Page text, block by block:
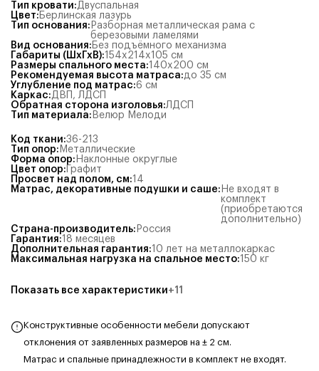
Тип кровати:Двуспальная
Цвет: Берлинская лазурь
Тип основания: Разборная металлическая рама с
березовыми ламелями
Вид основания: Без подъёмного механизма
Габариты (ШхГхВ):154x214x105 см
Размеры спального места:140x200 см
Рекомендуемая высота матраса:до 35 см
Углубление под матрас:6 см
Каркас:ДВП , ЛДСП
Обратная сторона изголовья:ЛДСП
Тип материала: Велюр Мелоди
Код ткани:36-213
Тип опор: Металлические
Форма опор: Наклонные округлые
Цвет опор: Графит
Просвет над полом, см:14
Матрас, декоративные подушки и саше: Не входят в
комплект
(приобретаются
дополнительно)
Страна-производитель: Россия
Гарантия:18 месяцев
Дополнительная гарантия:10 лет на металлокаркас
Максимальная нагрузка на спальное место:150 кг
Показать все характеристики+11
Конструктивные особенности мебели допускают
отклонения от заявленных размеров на ± 2 см.
Матрас и спальные принадлежности в комплект не входят.